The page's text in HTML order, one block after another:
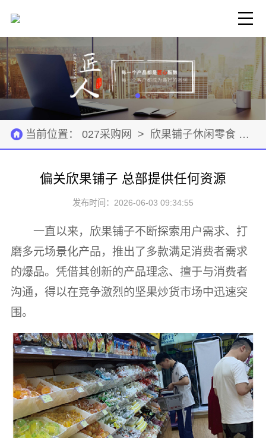
当前位置： 027采购网 > 欣果铺子休闲零食 >
偏关欣果铺子 总部提供任何资源
发布时间：2026-06-03 09:34:55
一直以来，欣果铺子不断探索用户需求、打
磨多元场景化产品，推出了多款满足消费者需求
的爆品。凭借其创新的产品理念、擅于与消费者
沟通，得以在竞争激烈的坚果炒货市场中迅速突
围。